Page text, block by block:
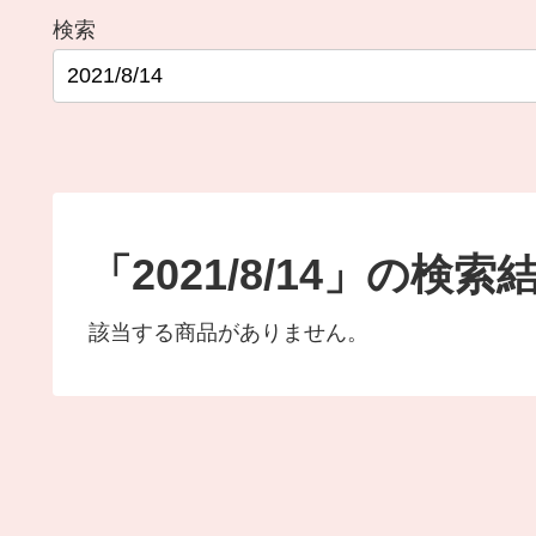
検索
「2021/8/14」の検索
該当する商品がありません。